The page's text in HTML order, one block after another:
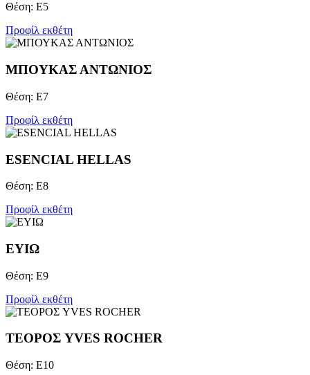
Θέση: Ε5
Προφίλ εκθέτη
ΜΠΟΥΚΑΣ ΑΝΤΩΝΙΟΣ
Θέση: Ε7
Προφίλ εκθέτη
ESENCIAL HELLAS
Θέση: Ε8
Προφίλ εκθέτη
ΕΥΙΩ
Θέση: Ε9
Προφίλ εκθέτη
ΤΕΟΡΟΣ YVES ROCHER
Θέση: Ε10